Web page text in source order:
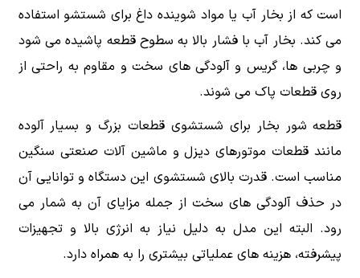
است که از بخار آب یا مواد شوینده داغ برای شستشو استفاده
می کند. بخار آب با فشار بالا به سطوح قطعه پاشیده می شود
و چربی ها، گریس و آلودگی های سخت و مقاوم به راحتی از
روی قطعات پاک می شوند.
قطعه شور بخار برای شستشوی قطعات بزرگ و بسیار آلوده
مانند قطعات موتورهای دیزل و ماشین آلات صنعتی سنگین
مناسب است. قدرت بالای شستشوی این دستگاه و توانایی آن
در حذف آلودگی های سخت از جمله مزایای آن به شمار می
رود. البته این مدل به دلیل نیاز به انرژی بالا و تجهیزات
پیشرفته، هزینه های عملیاتی بیشتری را به همراه دارد.